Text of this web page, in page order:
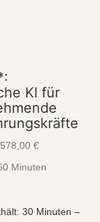
KI für
578,00 €
Minuten
30 Minuten –